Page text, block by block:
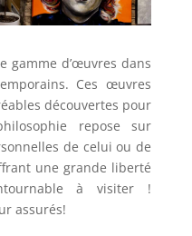
gamme d’œuvres dans
Ces œuvres
découvertes pour
repose sur
de celui ou de
une grande liberté
à visiter !
assurés!